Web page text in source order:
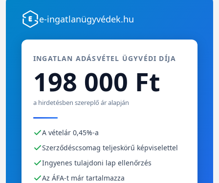
e-ingatlanügyvédek.hu
INGATLAN ADÁSVÉTEL ÜGYVÉDI DÍJA
198 000 Ft
a hirdetésben szereplő ár alapján
A vételár 0,45%-a
Szerződéscsomag teljeskörű képviselettel
Ingyenes tulajdoni lap ellenőrzés
Az ÁFA-t már tartalmazza